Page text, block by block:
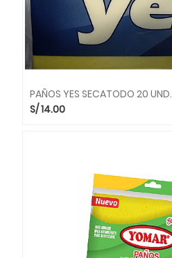
PAÑOS YES SECATODO 20 UND.
S/14.00